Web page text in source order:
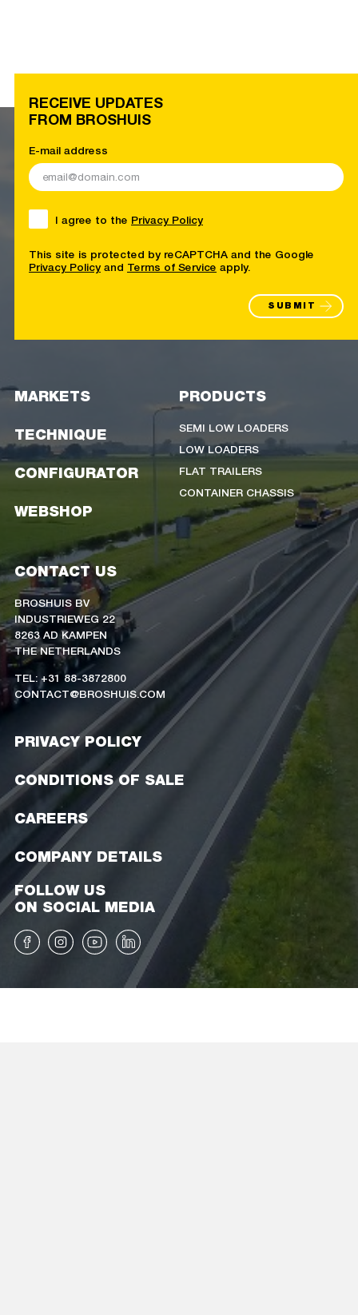
RECEIVE UPDATES
FROM BROSHUIS
E-mail address
I agree to the Privacy Policy
This site is protected by reCAPTCHA and the Google
Privacy Policy and Terms of Service apply.
SUBMIT
MARKETS
TECHNIQUE
CONFIGURATOR
WEBSHOP
PRODUCTS
SEMI LOW LOADERS
LOW LOADERS
FLAT TRAILERS
CONTAINER CHASSIS
CONTACT US
BROSHUIS BV
INDUSTRIEWEG 22
8263 AD KAMPEN
THE NETHERLANDS
TEL: +31 88-3872800
CONTACT@BROSHUIS.COM
PRIVACY POLICY
CONDITIONS OF SALE
CAREERS
COMPANY DETAILS
FOLLOW US
ON SOCIAL MEDIA